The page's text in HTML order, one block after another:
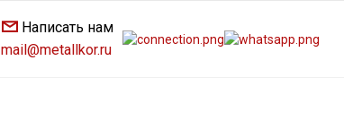
Написать нам
mail@metallkor.ru